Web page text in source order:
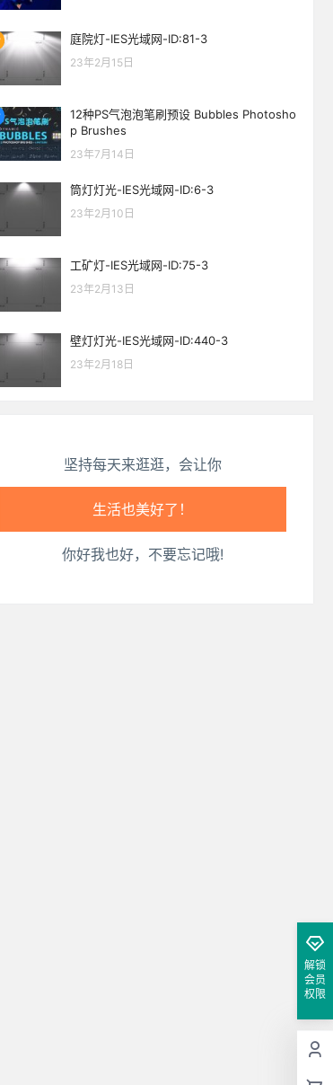
庭院灯-IES光域网-ID:81-3
23年2月15日
12种PS气泡泡笔刷预设 Bubbles Photosho
p Brushes
23年7月14日
筒灯灯光-IES光域网-ID:6-3
23年2月10日
工矿灯-IES光域网-ID:75-3
23年2月13日
壁灯灯光-IES光域网-ID:440-3
23年2月18日
坚持每天来逛逛，会让你
生活也美好了！
走路也有劲了！
腰也不酸了！
工作也轻松了！
你好我也好，不要忘记哦!
解锁
会员
权限